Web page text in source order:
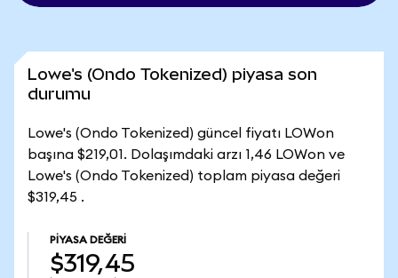
Lowe's (Ondo Tokenized) piyasa son
durumu
Lowe's (Ondo Tokenized) güncel fiyatı LOWon
başına $219,01. Dolaşımdaki arzı 1,46 LOWon ve
Lowe's (Ondo Tokenized) toplam piyasa değeri
$319,45 .
PIYASA DEĞERI
$319,45